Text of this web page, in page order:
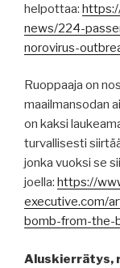
helpottaa:
news/224-
norovirus-
Ruoppaaja on
maailmansodan
on kaksi
turvallisesti
jonka vuoksi se
joella: https://
executive.com/
bomb-from-the-
Aluskierrätys,